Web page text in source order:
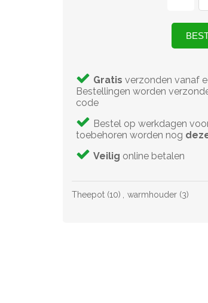
Gratis verzonden vanaf
Bestellingen worden
code
Bestel op werkdagen
toebehoren worden nog
Veilig online betalen
Theepot (10) , warmhouder (3)